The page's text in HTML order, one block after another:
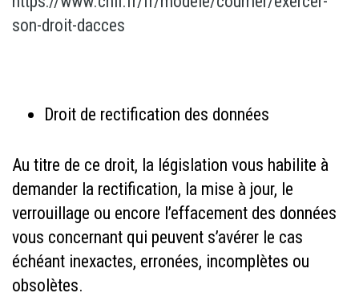
son-droit-dacces
Droit de rectification des données
Au titre de ce droit, la législation vous habilite à
demander la rectification, la mise à jour, le
verrouillage ou encore l’effacement des données
vous concernant qui peuvent s’avérer le cas
échéant inexactes, erronées, incomplètes ou
obsolètes.